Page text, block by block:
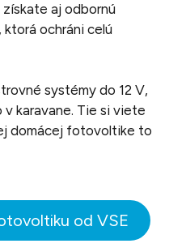
aj odbornú
ochráni celú
systémy do 12 V,
karavane. Tie si viete
domácej fotovoltike to
od VSE